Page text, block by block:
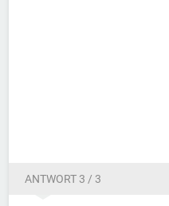
ANTWORT 3 / 3